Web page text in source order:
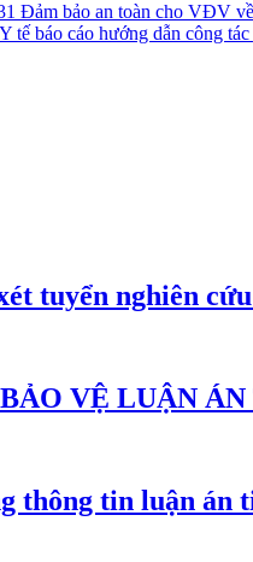
Đảm bảo an toàn cho VĐV
tế báo cáo hướng dẫn công
tuyển nghiên
VỆ LUẬN
thông tin luận án